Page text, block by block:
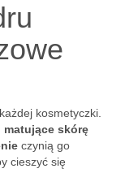
kosmetyczki.
matujące skórę
czynią go
cieszyć się